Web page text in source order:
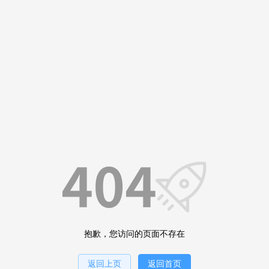
抱歉，您访问的页面不存在
返回上页 返回首页